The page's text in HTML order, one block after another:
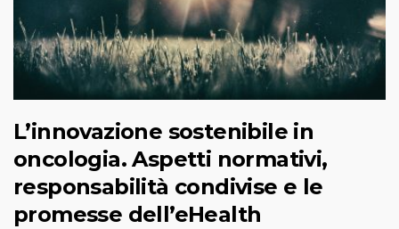
L’innovazione sostenibile in
oncologia. Aspetti normativi,
responsabilità condivise e le
promesse dell’eHealth